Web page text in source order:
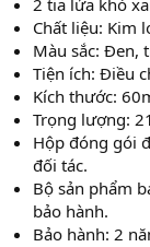
2 tia lửa khò
Chất liệu: Kim
Màu sắc: Đen,
Tiện ích: Điều
Kích thước:
Trọng lượng:
Hộp đóng gói
đối tác.
Bộ sản phẩm
bảo hành.
Bảo hành: 2